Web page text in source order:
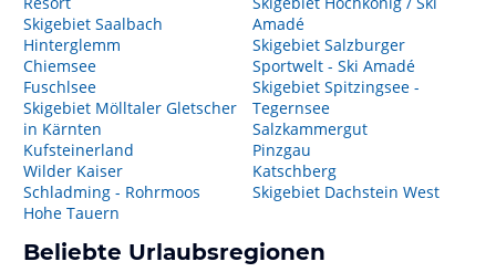
Skigebiet Saalbach
Hinterglemm
Chiemsee
Fuschlsee
Skigebiet Mölltaler Gletscher
in Kärnten
Kufsteinerland
Wilder Kaiser
Schladming - Rohrmoos
Hohe Tauern
Amadé
Skigebiet Salzburger
Sportwelt - Ski Amadé
Skigebiet Spitzingsee -
Tegernsee
Salzkammergut
Pinzgau
Katschberg
Skigebiet Dachstein West
Beliebte Urlaubsregionen